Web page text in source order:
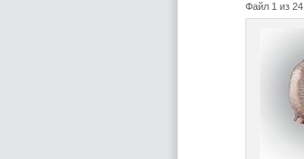
Файл 1 из